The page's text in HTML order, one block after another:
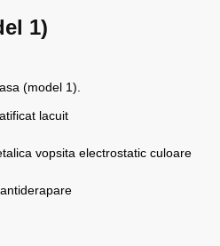
1)
(model 1).
lacuit
vopsita electrostatic culoare